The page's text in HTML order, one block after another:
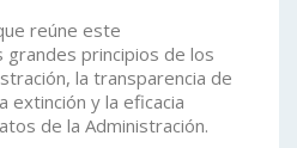
reúne este
principios de los
la transparencia de
extinción y la eficacia
de la Administración.